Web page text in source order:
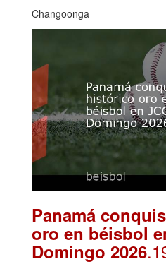
Changoonga
Panamá
oro en béisbol
Domingo 2026